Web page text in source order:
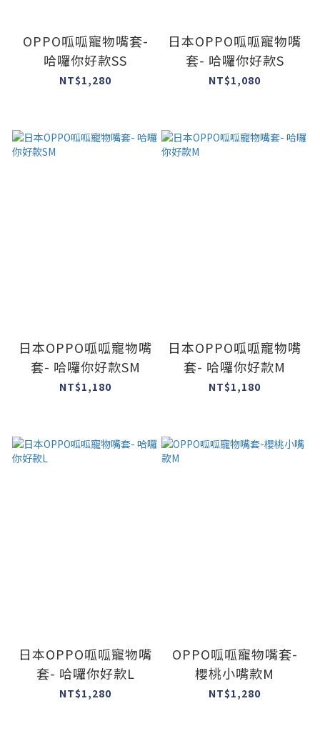
OPPO呱呱寵物嘴套-
哈囉你好款SS
NT$1,280
日本OPPO呱呱寵物嘴
套- 哈囉你好款S
NT$1,080
日本OPPO呱呱寵物嘴
套- 哈囉你好款SM
NT$1,180
日本OPPO呱呱寵物嘴
套- 哈囉你好款M
NT$1,180
日本OPPO呱呱寵物嘴
套- 哈囉你好款L
NT$1,280
OPPO呱呱寵物嘴套-
櫻桃小嘴款M
NT$1,280